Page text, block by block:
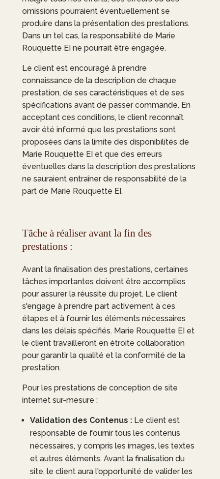
omissions pourraient éventuellement se
produire dans la présentation des prestations.
Dans un tel cas, la responsabilité de Marie
Rouquette EIne pourrait être engagée.
Le client est encouragé à prendre
connaissance de la description de chaque
prestation, de ses caractéristiques et de ses
spécifications avant de passer commande. En
acceptant ces conditions, le client reconnaît
avoir été informé que les prestations sont
proposées dans la limite des disponibilités de
Marie Rouquette EIet que des erreurs
éventuelles dans la description des prestations
ne sauraient entraîner de responsabilité de la
part de Marie Rouquette EI.
Tâche à réaliser avant la fin des
prestations :
Avant la finalisation des prestations, certaines
tâches importantes doivent être accomplies
pour assurer la réussite du projet. Le client
s'engage à prendre part activement à ces
étapes et à fournir les éléments nécessaires
dans les délais spécifiés. Marie Rouquette EIet
le client travailleront en étroite collaboration
pour garantir la qualité et la conformité de la
prestation.
Pour les prestations de conception de site
internet sur-mesure :
Validation des Contenus :Le client est
responsable de fournir tous les contenus
nécessaires, y compris les images, les textes
et autres éléments. Avant la finalisation du
site, le client aura l'opportunité de valider les